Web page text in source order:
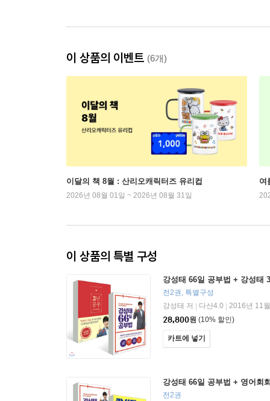
이 상품의 이벤트 (6개)
이달의 책 8월 : 산리오캐릭터즈 유리컵
2026년 08월 01일 ~ 2026년 08월 31일
여
이 상품의 특별 구성
강성태 66일 공부법 + 강성태
전2권, 특별구성
강성태 저
다산4.0
2016년 11
28,800원 (10% 할인)
카트에 넣기
강성태 66일 공부법 + 영어회
전2권